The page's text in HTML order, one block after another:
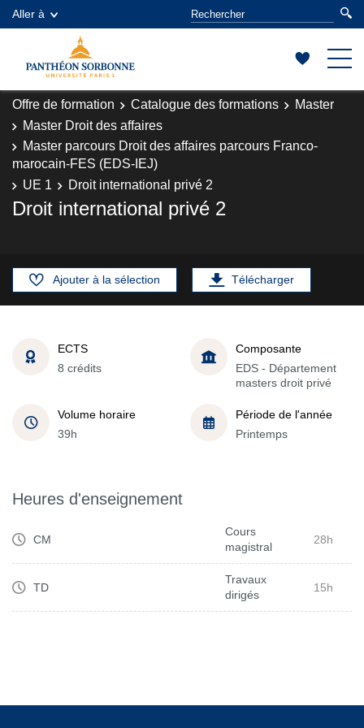
Aller à
Offre de formation Catalogue des formations
Master
Master Droit des affaires
Master parcours Droit des affaires parcours Franco-
marocain-FES (EDS-IEJ)
UE 1
Droit international privé 2
Droit international privé 2
Ajouter à la sélection Télécharger
ECTS
8 crédits
Composante
EDS - Département
masters droit privé
Volume horaire
39h
Période de l'année
Printemps
Heures d'enseignement
CM
Cours
magistral
28h
TD
Travaux
dirigés
15h